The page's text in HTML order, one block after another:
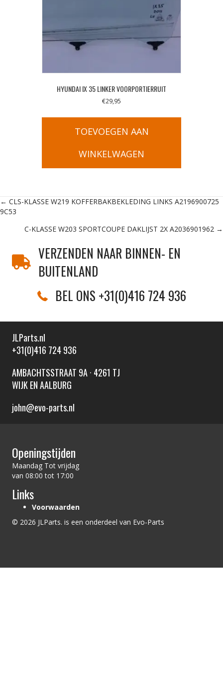
HYUNDAI IX 35 LINKER VOORPORTIERRUIT
€29,95
TOEVOEGEN AAN
WINKELWAGEN
Posts
navigation
← CLS-KLASSE W219 KOFFERBAKBEKLEDING LINKS A2196900725
9C53
C-KLASSE W203 SPORTCOUPE DAKLIJST 2X A2036901962 →
VERZENDEN NAAR BINNEN- EN
BUITENLAND
BEL ONS +31(0)416 724 936
JLParts.nl
+31(0)416 724 936
AMBACHTSSTRAAT 9A · 4261 TJ
WIJK EN AALBURG
john@evo-parts.nl
Openingstijden
Maandag Tot vrijdag
van 08:00 tot 17:00
Links
Voorwaarden
© 2026 JLParts. is een onderdeel van Evo-Parts